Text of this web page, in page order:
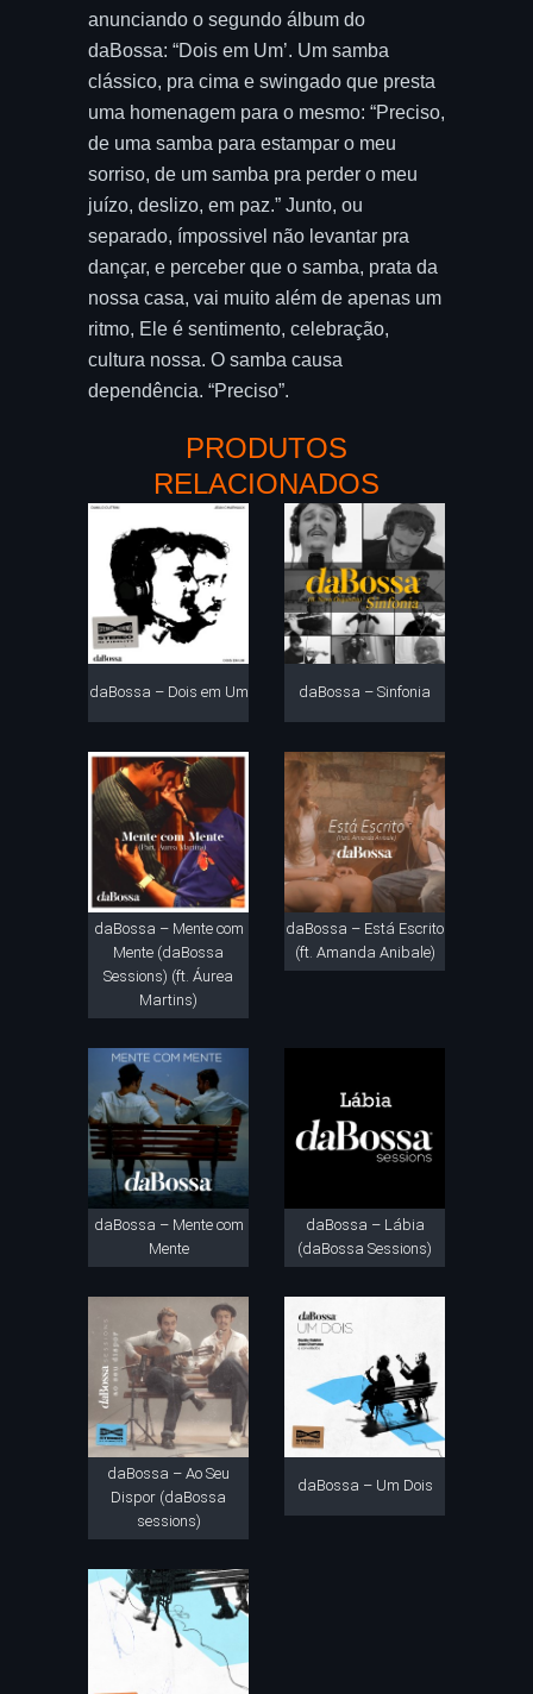
anunciando o segundo álbum do
daBossa: “Dois em Um’. Um samba
clássico, pra cima e swingado que presta
uma homenagem para o mesmo: “Preciso,
de uma samba para estampar o meu
sorriso, de um samba pra perder o meu
juízo, deslizo, em paz.” Junto, ou
separado, ímpossivel não levantar pra
dançar, e perceber que o samba, prata da
nossa casa, vai muito além de apenas um
ritmo, Ele é sentimento, celebração,
cultura nossa. O samba causa
dependência. “Preciso”.
PRODUTOS
RELACIONADOS
daBossa – Dois em Um daBossa – Sinfonia
daBossa – Mente com
Mente (daBossa
Sessions) (ft. Áurea
Martins)
daBossa – Está Escrito
(ft. Amanda Anibale)
daBossa – Mente com
Mente
daBossa – Lábia
(daBossa Sessions)
daBossa – Ao Seu
Dispor (daBossa
sessions)
daBossa – Um Dois